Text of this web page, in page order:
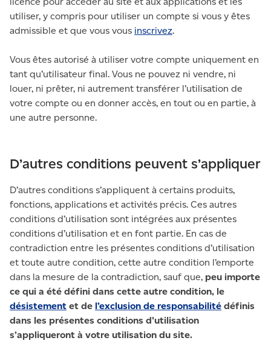
utiliser, y compris pour utiliser un compte si vous y êtes
admissible et que vous vous inscrivez.
Vous êtes autorisé à utiliser votre compte uniquement en
tant qu’utilisateur final. Vous ne pouvez ni vendre, ni
louer, ni prêter, ni autrement transférer l’utilisation de
votre compte ou en donner accès, en tout ou en partie, à
une autre personne.
D’autres conditions peuvent s’appliquer
D’autres conditions s’appliquent à certains produits,
fonctions, applications et activités précis. Ces autres
conditions d’utilisation sont intégrées aux présentes
conditions d’utilisation et en font partie. En cas de
contradiction entre les présentes conditions d’utilisation
et toute autre condition, cette autre condition l’emporte
dans la mesure de la contradiction, sauf que, peu importe
ce qui a été défini dans cette autre condition, le
désistement et de l’exclusion de responsabilité définis
dans les présentes conditions d’utilisation
s’appliqueront à votre utilisation du site.